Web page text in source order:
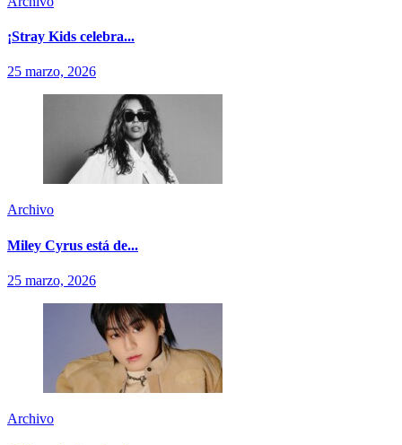
¡Stray Kids celebra...
25 marzo, 2026
Archivo
Miley Cyrus está de...
25 marzo, 2026
Archivo